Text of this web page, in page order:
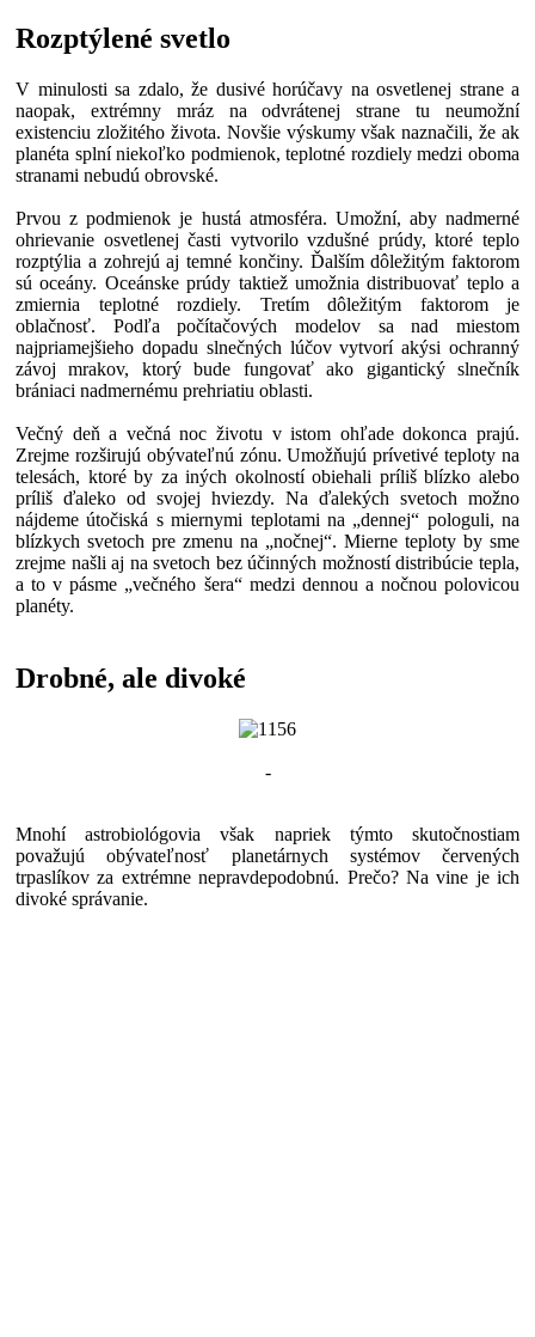
Rozptýlené svetlo
V minulosti sa zdalo, že dusivé horúčavy na osvetlenej strane a
naopak, extrémny mráz na odvrátenej strane tu neumožní
existenciu zložitého života. Novšie výskumy však naznačili, že ak
planéta splní niekoľko podmienok, teplotné rozdiely medzi oboma
stranami nebudú obrovské.
Prvou z podmienok je hustá atmosféra. Umožní, aby nadmerné
ohrievanie osvetlenej časti vytvorilo vzdušné prúdy, ktoré teplo
rozptýlia a zohrejú aj temné končiny. Ďalším dôležitým faktorom
sú oceány. Oceánske prúdy taktiež umožnia distribuovať teplo a
zmiernia teplotné rozdiely. Tretím dôležitým faktorom je
oblačnosť. Podľa počítačových modelov sa nad miestom
najpriamejšieho dopadu slnečných lúčov vytvorí akýsi ochranný
závoj mrakov, ktorý bude fungovať ako gigantický slnečník
brániaci nadmernému prehriatiu oblasti.
Večný deň a večná noc životu v istom ohľade dokonca prajú.
Zrejme rozširujú obývateľnú zónu. Umožňujú prívetivé teploty na
telesách, ktoré by za iných okolností obiehali príliš blízko alebo
príliš ďaleko od svojej hviezdy. Na ďalekých svetoch možno
nájdeme útočiská s miernymi teplotami na „dennej“ pologuli, na
blízkych svetoch pre zmenu na „nočnej“. Mierne teploty by sme
zrejme našli aj na svetoch bez účinných možností distribúcie tepla,
a to v pásme „večného šera“ medzi dennou a nočnou polovicou
planéty.
Drobné, ale divoké
-
Mnohí astrobiológovia však napriek týmto skutočnostiam
považujú obývateľnosť planetárnych systémov červených
trpaslíkov za extrémne nepravdepodobnú. Prečo? Na vine je ich
divoké správanie.